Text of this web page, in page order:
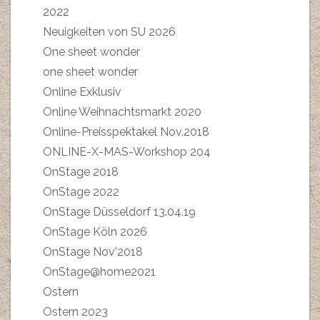
2022
Neuigkeiten von SU 2026
One sheet wonder
one sheet wonder
Online Exklusiv
Online Weihnachtsmarkt 2020
Online-Preisspektakel Nov.2018
ONLINE-X-MAS-Workshop 204
OnStage 2018
OnStage 2022
OnStage Düsseldorf 13.04.19
OnStage Köln 2026
OnStage Nov'2018
OnStage@home2021
Ostern
Ostern 2023